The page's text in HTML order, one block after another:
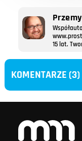
15 lat.
KOMENTARZE (3)